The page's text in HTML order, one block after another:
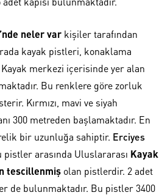
neler var kişiler tarafından
kayak pistleri, konaklama
merkezi içerisinde yer alan
Bu renklere göre zorluk
Kırmızı, mavi ve siyah
300 metreden başlamaktadır. En
bir uzunluğa sahiptir. Erciyes
pistler arasında Uluslararası Kayak
tescillenmiş olan pistlerdir. 2 adet
de bulunmaktadır. Bu pistler 3400